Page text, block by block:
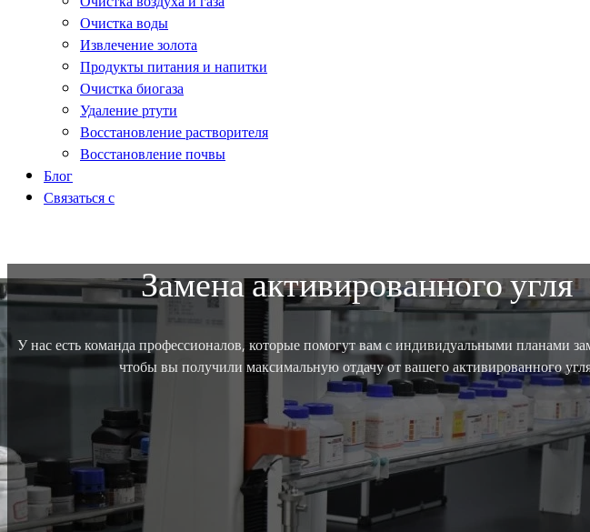
Очистка воды
Извлечение золота
Продукты питания и напитки
Очистка биогаза
Удаление ртути
Восстановление растворителя
Восстановление почвы
Блог
Связаться с
Замена активированного угля
У нас есть команда профессионалов, которые помогут вам с индивидуальными планами
чтобы вы получили максимальную отдачу от вашего активированного